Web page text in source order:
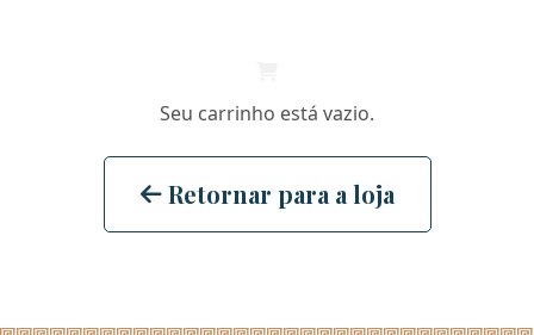
Seu carrinho está vazio.
Retornar para a loja